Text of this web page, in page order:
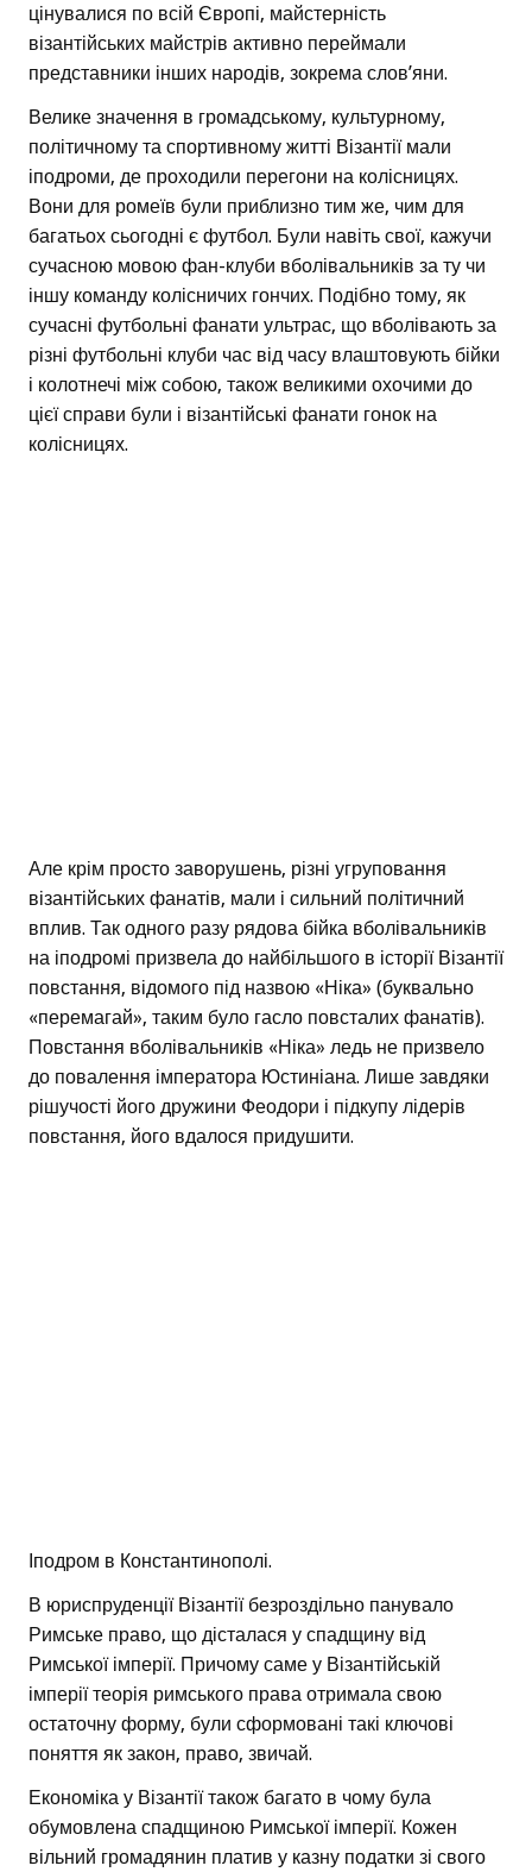
цінувалися по всій Європі, майстерність
візантійських майстрів активно переймали
представники інших народів, зокрема слов’яни.
Велике значення в громадському, культурному,
політичному та спортивному житті Візантії мали
іподроми, де проходили перегони на колісницях.
Вони для ромеїв були приблизно тим же, чим для
багатьох сьогодні є футбол. Були навіть свої, кажучи
сучасною мовою фан-клуби вболівальників за ту чи
іншу команду колісничих гончих. Подібно тому, як
сучасні футбольні фанати ультрас, що вболівають за
різні футбольні клуби час від часу влаштовують бійки
і колотнечі між собою, також великими охочими до
цієї справи були і візантійські фанати гонок на
колісницях.
Але крім просто заворушень, різні угруповання
візантійських фанатів, мали і сильний політичний
вплив. Так одного разу рядова бійка вболівальників
на іподромі призвела до найбільшого в історії Візантії
повстання, відомого під назвою «Ніка» (буквально
«перемагай», таким було гасло повсталих фанатів).
Повстання вболівальників «Ніка» ледь не призвело
до повалення імператора Юстиніана. Лише завдяки
рішучості його дружини Феодори і підкупу лідерів
повстання, його вдалося придушити.
Іподром в Константинополі.
В юриспруденції Візантії безроздільно панувало
Римське право, що дісталася у спадщину від
Римської імперії. Причому саме у Візантійській
імперії теорія римського права отримала свою
остаточну форму, були сформовані такі ключові
поняття як закон, право, звичай.
Економіка у Візантії також багато в чому була
обумовлена спадщиною Римської імперії. Кожен
вільний громадянин платив у казну податки зі свого